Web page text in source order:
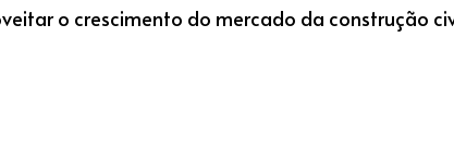
o crescimento do mercado da construção